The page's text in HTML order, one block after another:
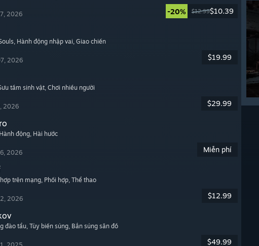
2026 -20% $12.99$10.39
, Hành động nhập vai, Giao chiến
2026 $19.99
tầm sinh vật, Chơi nhiều người
2026 $29.99
động, Hài hước
2026 Miễn phí
trên mạng, Phối hợp, Thể thao
2026 $12.99
đào tẩu, Tùy biến súng, Bắn súng săn đồ
$49.99